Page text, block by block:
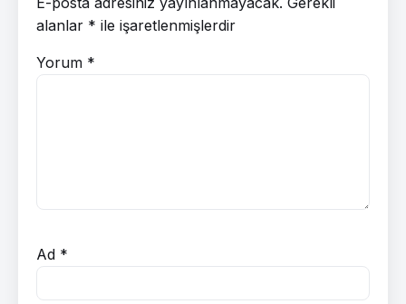
alanlar * ile işaretlenmişlerdir
Yorum *
Ad *